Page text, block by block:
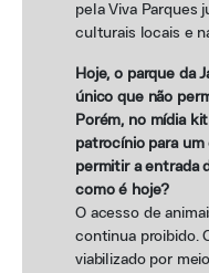
pela Viva Parques
culturais locais e
Hoje, o parque da
único que não
Porém, no mídia
patrocínio para um
permitir a entrada
como é hoje?
O acesso de
continua proibido.
viabilizado por